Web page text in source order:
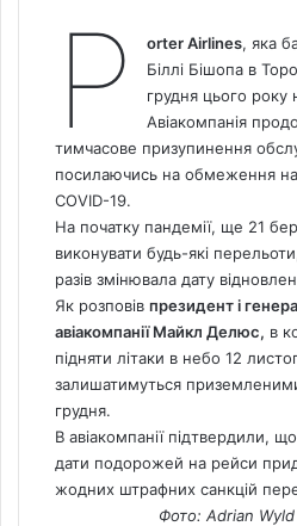
P orter Airlines, яка
Біллі Бішопа в
грудня цього року
Авіакомпанія
тимчасове призупинення
посилаючись на обмеження на
COVID-19.
На початку пандемії, ще 21
виконувати будь-які
разів змінювала дату
Як розповів президент і
авіакомпанії Майкл Делюс, в
підняти літаки в небо 12
залишатимуться
грудня.
В авіакомпанії підтвердили,
дати подорожей на рейси
жодних штрафних санкцій
Фото: Adrian Wyld